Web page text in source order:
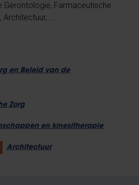
Gerontologie, Farmaceutische
Architectuur, ...
en Beleid van de
Zorg
en kinesitherapie
Architectuur